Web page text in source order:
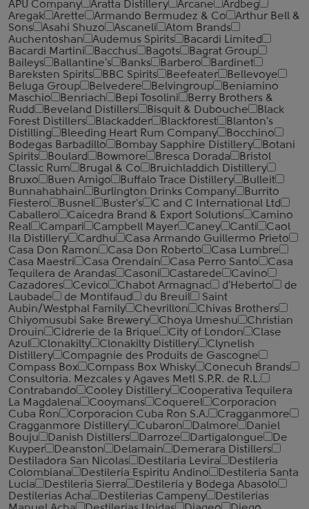
APU Company
Aratta Distillery Arcane
Ardbeg
Aregak
Arette Armando Bermudez & Co
Arthur Bell &
Sons
Asahi Shuzo Ascaneli
Atom Brands
Auchentoshan
Audemus Spirits
Bacardi Limited
Bacardi Martini
Bacchus Bagots
Bagrat Group
Baileys
Ballantine's Banks Barbero
Bardinet
Bareksten Spirits
BBC Spirits Beefeater
Bellevoye
Beluga Group
Belvedere Belvingroup
Beniamino
Maschio
Benriach Bepi Tosolini
Berry Brothers &
Rudd
Beveland Distillers Bisquit & Dubouche
Black
Forest Distillers
Blackadder Blackforest
Blanton's
Distilling
Bleeding Heart Rum Company
Bocchino
Bodegas Barbadillo
Bombay Sapphire Distillery
Botani
Spirits
Boulard Bowmore Bresca Dorada
Bristol
Classic Rum
Brugal & Co
Bruichladdich Distillery
Bruxo
Buen Amigo Buffalo Trace Distillery
Bulleit
Bunnahabhain
Burlington Drinks Company
Burrito
Fiestero
Busnel Buster's
C and C International Ltd
Caballero
Caicedra Brand & Export Solutions
Camino
Real
Campari Campbell Mayer Caney Canti
Caol
Ila Distillery
Cardhu
Casa Armando Guillermo Prieto
Casa Don Ramon
Casa Don Roberto
Casa Lumbre
Casa Maestri
Casa Orendain Casa Perro Santo
Casa
Tequilera de Arandas
Casoni Castarede
Cavino
Cazadores
Cevico Chabot Armagnac d'Heberto
de
Laubade
de Montifaud du Breuil
Saint
Aubin/Westphal Family
Chevrillon
Chivas Brothers
Chiyomusubi Sake Brewery
Choya Umeshu
Christian
Drouin
Cidrerie de la Brique City of London
Clase
Azul
Clonakilty Clonakilty Distillery
Clynelish
Distillery
Compagnie des Produits de Gascogne
Compass Box
Compass Box Whisky
Conecuh Brands
Consultoria. Mezcales y Agaves Metl S.P.R. de R.L.
Contrabando
Cooley Distillery
Cooperativa Tequilera
La Magdalena
Cooymans Coquerel
Corporacion
Cuba Ron
Corporacion Cuba Ron S.A.
Cragganmore
Cragganmore Distillery
Cubaron Dalmore
Daniel
Bouju
Danish Distillers Darroze Dartigalongue
De
Kuyper
Deanston Delamain
Demerara Distillers
Destiladora San Nicolas
Destilaria Levira
Destileria
Colombiana
Destileria Espiritu Andino
Destileria Santa
Lucia
Destileria Sierra
Destileria y Bodega Abasolo
Destilerias Acha
Destilerias Campeny
Destilerias